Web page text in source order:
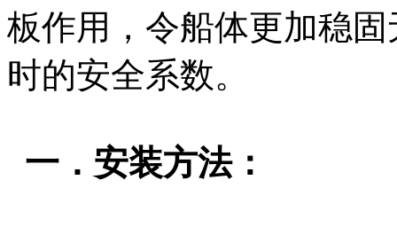
板作用，令船体更加稳
时的安全系数。
一．安装方法：